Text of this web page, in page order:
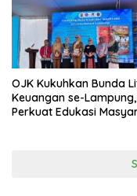
OJK Kukuhkan Bunda
Keuangan se-Lampung,
Perkuat Edukasi